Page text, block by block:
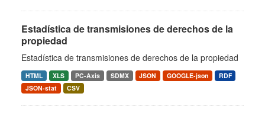
Estadística de transmisiones de derechos de la
propiedad
Estadística de transmisiones de derechos de la propiedad
HTML XLS PC-Axis SDMX JSON GOOGLE-json
RDF
JSON-stat
CSV